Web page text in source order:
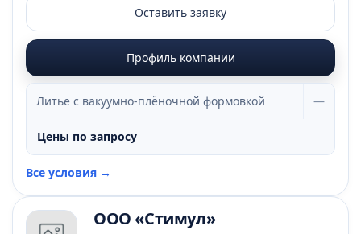
Оставить заявку
Профиль компании
Литье с вакуумно-плёночной формовкой —
Цены по запросу
Все условия →
ООО «Стимул»